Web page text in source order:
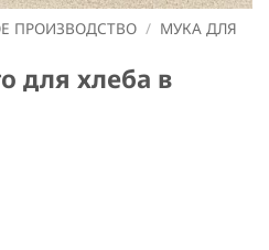
ПРОИЗВОДСТВО / МУКА ДЛЯ
для хлеба в